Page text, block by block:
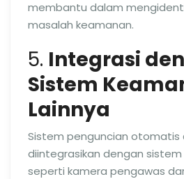
membantu dalam
masalah keamanan.
5. Integrasi
Sistem
Lainnya
Sistem penguncian otomatis
diintegrasikan dengan
seperti kamera pengawas